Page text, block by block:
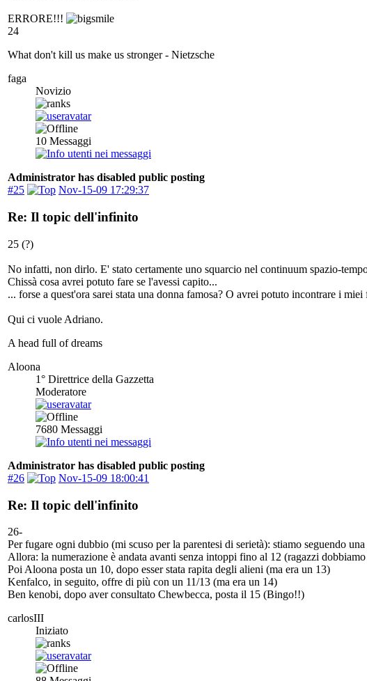
ERRORE!!!
24
What don't kill us make us stronger - Nietzsche
faga
Novizio
10 Messaggi
Administrator has disabled public posting
#25
Nov-15-09 17:29:37
Re: Il topic dell'infinito
25 (?)
No infatti, non dirlo. E' stato certamente uno squarcio nel continuum spazio-
Chissà cosa avrei potuto fare se l'avessi capito...
... forse a quest'ora sarei stata una donna famosa? O avrei potuto incontrare i
Qui ci vuole Adriano.
A head full of dreams
Aloona
1° Direttrice della Gazzetta
Moderatore
7680 Messaggi
Administrator has disabled public posting
#26
Nov-15-09 18:00:41
Re: Il topic dell'infinito
26-
Per fugare ogni dubbio (mi scuso per la parentesi di serietà): stiamo seguendo
Allora: la numerazione è andata avanti senza intoppi fino al 12 (ragazzi
Poi Aloona posta un 10, dopo esser stata rapita degli alieni (ma era un 13)
Kenfalco, in seguito, offre di più con un 11/13 (ma era un 14)
Ben kenobi, dopo aver consultato Chewbecca, posta il 15 (Bingo!!)
carlosIII
Iniziato